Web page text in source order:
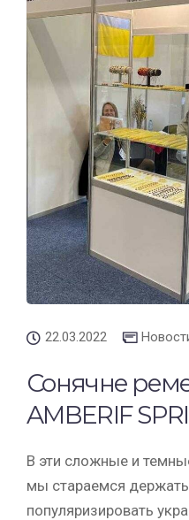
22.03.2022
Сонячне
AMBERIF
В эти сложные и
мы стараемся
популяризировать